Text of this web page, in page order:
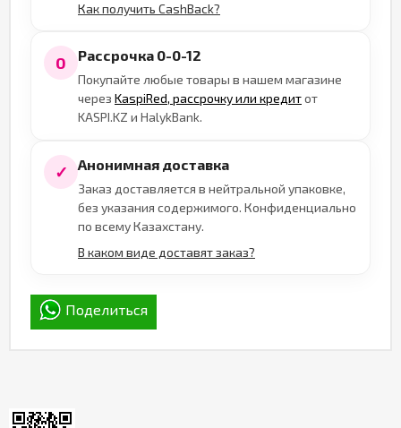
Как получить CashBack?
0 Рассрочка 0-0-12
Покупайте любые товары в нашем магазине
через KaspiRed, рассрочку или кредитот
KASPI.KZ и HalykBank.
✓ Анонимная доставка
Заказ доставляется в нейтральной упаковке,
без указания содержимого. Конфиденциально
по всему Казахстану.
В каком виде доставят заказ?
Поделиться